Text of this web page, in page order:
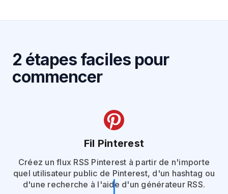
2 étapes faciles pour
commencer
Fil Pinterest
Créez un flux RSS Pinterest à partir de n'importe
quel utilisateur public de Pinterest, d'un hashtag ou
d'une recherche à l'aide d'un générateur RSS.